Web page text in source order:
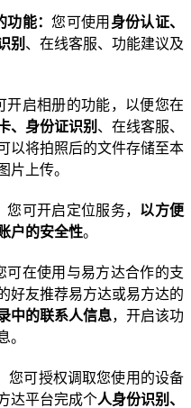
功能：您可使用 身份认证、
别 、在线客服、功能建议及
开启相册的功能，以便您在
、身份证识别 、在线客服、
以将拍照后的文件存储至本
片上传。
您可开启定位服务， 以方便
户的安全性。
可在使用与易方达合作的支
好友推荐易方达或易方达的
中的联系人信息， 开启该功
。
您可授权调取您使用的设备
达平台完成个人身份识别、